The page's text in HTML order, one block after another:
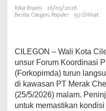
a
e
o
n
d
a
n
Rika Riyani
26/05/2026
Berita Cilegon, Populer 137 Dilihat
CILEGON – Wali Kota
unsur Forum Koordinasi
(Forkopimda) turun
di kawasan PT Merak
(25/5/2026) malam.
untuk memastikan